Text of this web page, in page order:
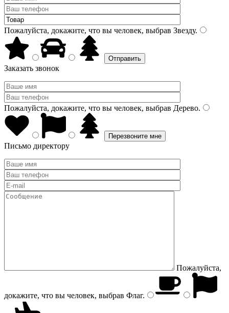
Пожалуйста, докажите, что вы человек, выбрав Звезду.
Заказать звонок
Пожалуйста, докажите, что вы человек, выбрав Дерево.
Письмо директору
Пожалуйста,
докажите, что вы человек, выбрав Флаг.